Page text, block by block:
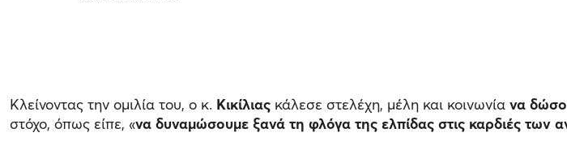
Κλείνοντας την ομιλία του, ο κ. Κικίλιας κάλεσε στελέχη, μέλη και κοινωνία να
στόχο, όπως είπε, «να δυναμώσουμε ξανά τη φλόγα της ελπίδας στις καρδιές